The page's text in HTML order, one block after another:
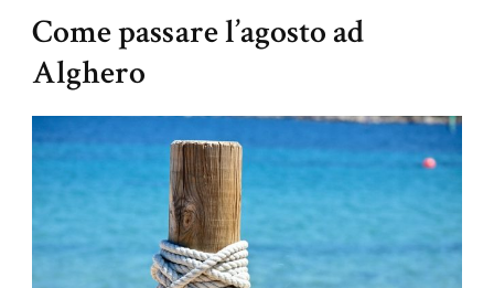
Come passare l’agosto ad
Alghero